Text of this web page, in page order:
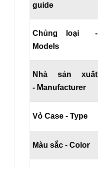
guide
Chủng loại -
Models
Nhà sản xuất
- Manufacturer
Vỏ Case - Type
Màu sắc - Color